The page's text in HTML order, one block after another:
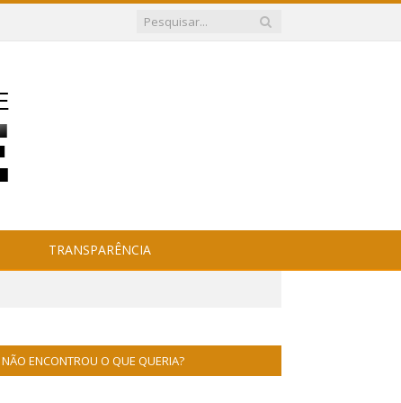
TRANSPARÊNCIA
NÃO ENCONTROU O QUE QUERIA?